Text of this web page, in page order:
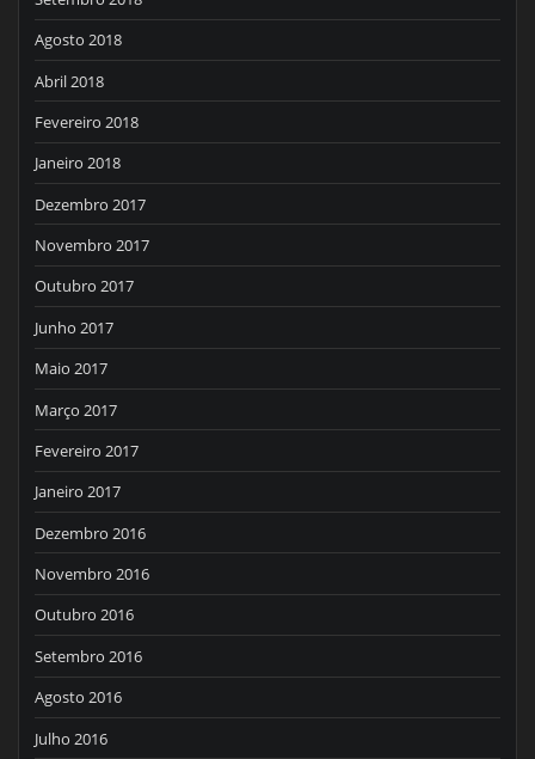
Agosto 2018
Abril 2018
Fevereiro 2018
Janeiro 2018
Dezembro 2017
Novembro 2017
Outubro 2017
Junho 2017
Maio 2017
Março 2017
Fevereiro 2017
Janeiro 2017
Dezembro 2016
Novembro 2016
Outubro 2016
Setembro 2016
Agosto 2016
Julho 2016